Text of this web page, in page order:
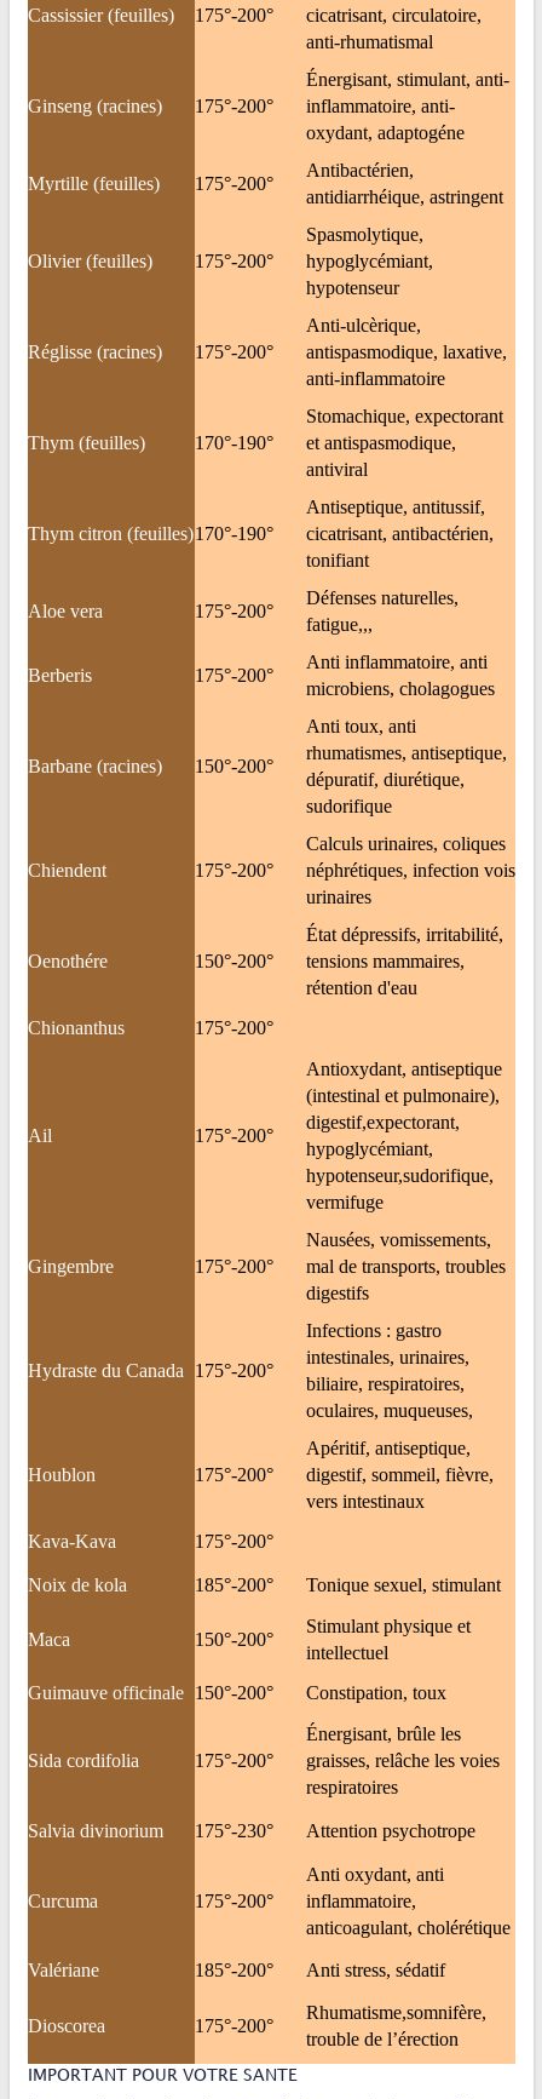
Cassissier (feuilles) 175°-200°
cicatrisant, circulatoire,
anti-rhumatismal
Ginseng (racines) 175°-200°
Énergisant, stimulant, anti-
inflammatoire, anti-
oxydant, adaptogéne
Myrtille (feuilles) 175°-200°
Antibactérien,
antidiarrhéique, astringent
Olivier (feuilles) 175°-200°
Spasmolytique,
hypoglycémiant,
hypotenseur
Réglisse (racines) 175°-200°
Anti-ulcèrique,
antispasmodique, laxative,
anti-inflammatoire
Thym (feuilles) 170°-190°
Stomachique, expectorant
et antispasmodique,
antiviral
Thym citron (feuilles)170°-190°
Antiseptique, antitussif,
cicatrisant, antibactérien,
tonifiant
Aloe vera 175°-200°
Défenses naturelles,
fatigue,,,
Berberis 175°-200°
Anti inflammatoire, anti
microbiens, cholagogues
Barbane (racines) 150°-200°
Anti toux, anti
rhumatismes, antiseptique,
dépuratif, diurétique,
sudorifique
Chiendent 175°-200°
Calculs urinaires, coliques
néphrétiques, infection vois
urinaires
Oenothére 150°-200°
État dépressifs, irritabilité,
tensions mammaires,
rétention d'eau
Chionanthus
175°-200°
Ail 175°-200°
Antioxydant, antiseptique
(intestinal et pulmonaire),
digestif,expectorant,
hypoglycémiant,
hypotenseur,sudorifique,
vermifuge
Gingembre 175°-200°
Nausées, vomissements,
mal de transports, troubles
digestifs
Hydraste du Canada 175°-200°
Infections : gastro
intestinales, urinaires,
biliaire, respiratoires,
oculaires, muqueuses,
Houblon 175°-200°
Apéritif, antiseptique,
digestif, sommeil, fièvre,
vers intestinaux
Kava-Kava
175°-200°
Noix de kola 185°-200° Tonique sexuel, stimulant
Maca 150°-200°
Stimulant physique et
intellectuel
Guimauve officinale
150°-200° Constipation, toux
Sida cordifolia 175°-200°
Énergisant, brûle les
graisses, relâche les voies
respiratoires
Salvia divinorium 175°-230° Attention psychotrope
Curcuma 175°-200°
Anti oxydant, anti
inflammatoire,
anticoagulant, cholérétique
Valériane 185°-200° Anti stress, sédatif
Dioscorea 175°-200°
Rhumatisme,somnifère,
trouble de l’érection
IMPORTANT POUR VOTRE SANTE